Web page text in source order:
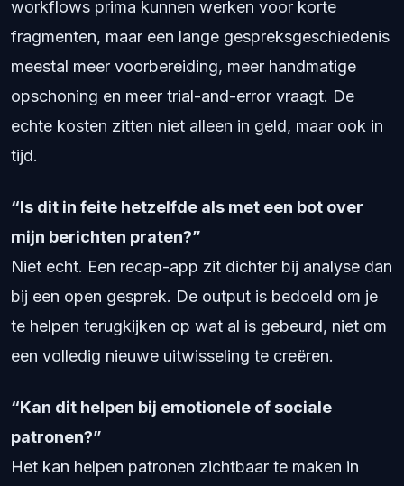
workflows prima kunnen werken voor korte
fragmenten, maar een lange gespreksgeschiedenis
meestal meer voorbereiding, meer handmatige
opschoning en meer trial-and-error vraagt. De
echte kosten zitten niet alleen in geld, maar ook in
tijd.
“Is dit in feite hetzelfde als met een bot over
mijn berichten praten?”
Niet echt. Een recap-app zit dichter bij analyse dan
bij een open gesprek. De output is bedoeld om je
te helpen terugkijken op wat al is gebeurd, niet om
een volledig nieuwe uitwisseling te creëren.
“Kan dit helpen bij emotionele of sociale
patronen?”
Het kan helpen patronen zichtbaar te maken in